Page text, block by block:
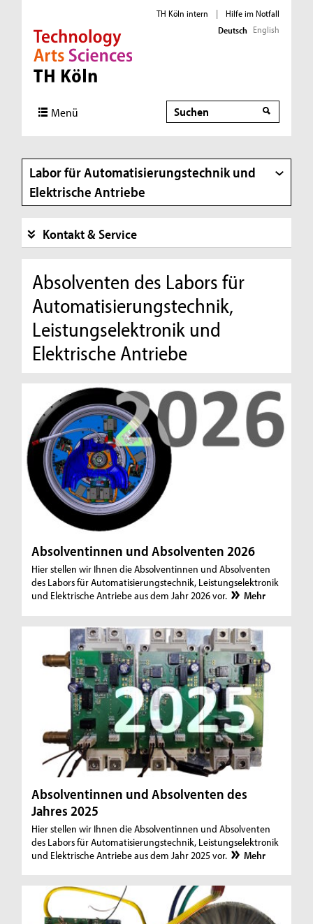
Direkt zur Hauptnavigation
Direkt zur Subnavigation
Direkt zum Inhalt
Direkt zum Fußbereich
TH Köln intern |
Hilfe im Notfall
Deutsch English
Menü Suche
Suche
Labor für Automatisierungstechnik und
Elektrische Antriebe
Kontakt & Service
Absolventen des Labors für
Automatisierungstechnik,
Leistungselektronik und
Elektrische Antriebe
Absolventinnen und Absolventen 2026
Hier stellen wir Ihnen die Absolventinnen und Absolventen
des Labors für Automatisierungstechnik, Leistungselektronik
und Elektrische Antriebe aus dem Jahr 2026 vor.
Mehr
Absolventinnen und Absolventen des
Jahres 2025
Hier stellen wir Ihnen die Absolventinnen und Absolventen
des Labors für Automatisierungstechnik, Leistungselektronik
und Elektrische Antriebe aus dem Jahr 2025 vor.
Mehr